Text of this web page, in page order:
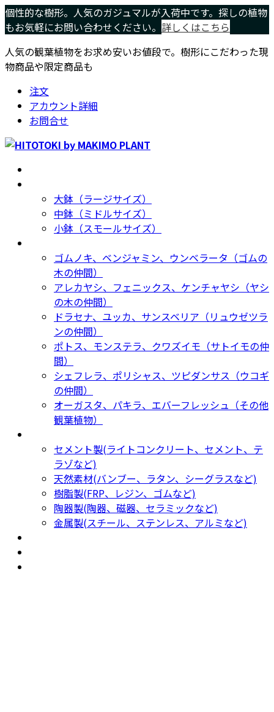
コ
ン
ン
ツ
プ
ナ
ビ
ー
シ
動
個性的な樹形。人気のガジュマルが入荷中です。探しの植物
もお気軽にお問い合わせください。 詳しくはこちら
人気の観葉植物をお求め安いお値段で。樹形にこだわった現
物商品や限定商品も
注文
アカウント詳細
お問合せ
大鉢（ラージサイズ）
中鉢（ミドルサイズ）
小鉢（スモールサイズ）
ゴムノキ、ベンジャミン、ウンベラータ（ゴムの
木の仲間）
アレカヤシ、フェニックス、ケンチャヤシ（ヤシ
の木の仲間）
ドラセナ、ユッカ、サンスベリア（リュウゼツラ
ンの仲間）
ポトス、モンステラ、クワズイモ（サトイモの仲
間）
シェフレラ、ポリシャス、ツピダンサス（ウコギ
の仲間）
オーガスタ、パキラ、エバーフレッシュ（その他
観葉植物）
セメント製(ライトコンクリート、セメント、テ
ラゾなど)
天然素材(バンブー、ラタン、シーグラスなど)
樹脂製(FRP、レジン、ゴムなど)
陶器製(陶器、磁器、セラミックなど)
金属製(スチール、ステンレス、アルミなど)